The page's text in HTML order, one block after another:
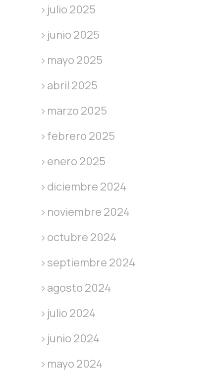
julio 2025
junio 2025
mayo 2025
abril 2025
marzo 2025
febrero 2025
enero 2025
diciembre 2024
noviembre 2024
octubre 2024
septiembre 2024
agosto 2024
julio 2024
junio 2024
mayo 2024